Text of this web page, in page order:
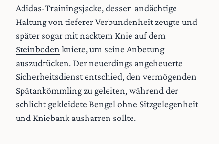
Adidas-Trainingsjacke, dessen andächtige
Haltung von tieferer Verbundenheit zeugte und
später sogar mit nacktem Knie auf dem
Steinboden kniete, um seine Anbetung
auszudrücken. Der neuerdings angeheuerte
Sicherheitsdienst entschied, den vermögenden
Spätankömmling zu geleiten, während der
schlicht gekleidete Bengel ohne Sitzgelegenheit
und Kniebank ausharren sollte.